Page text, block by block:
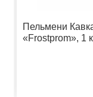
Пельмени
«Frostprom», 1